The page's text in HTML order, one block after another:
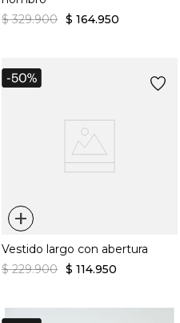
$ 329.900 $ 164.950
+
Vestido largo con abertura
$ 229.900 $ 114.950